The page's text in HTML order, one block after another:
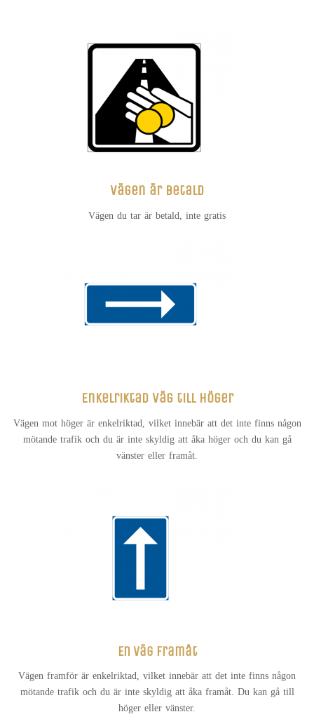
Vägen är betald
Vägen du tar är betald, inte gratis
Enkelriktad väg till höger
Vägen mot höger är enkelriktad, vilket innebär att det inte finns någon
mötande trafik och du är inte skyldig att åka höger och du kan gå
vänster eller framåt.
En väg framåt
Vägen framför är enkelriktad, vilket innebär att det inte finns någon
mötande trafik och du är inte skyldig att åka framåt. Du kan gå till
höger eller vänster.